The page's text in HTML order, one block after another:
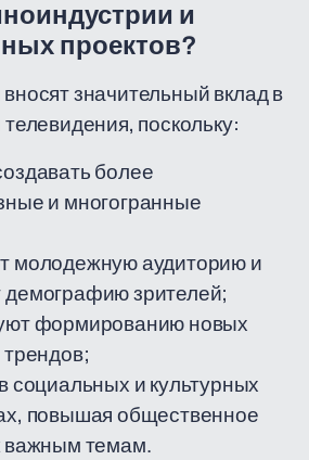
и
проектов?
значительный вклад в
поскольку:
более
и многогранные
молодежную аудиторию и
зрителей;
формированию новых
социальных и культурных
повышая общественное
важным темам.